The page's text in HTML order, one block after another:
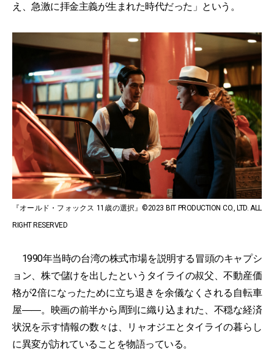
え、急激に拝金主義が生まれた時代だった」という。
『オールド・フォックス 11歳の選択』©2023 BIT PRODUCTION CO., LTD. ALL
RIGHT RESERVED
1990年当時の台湾の株式市場を説明する冒頭のキャプシ
ョン、株で儲けを出したというタイライの叔父、不動産価
格が2倍になったために立ち退きを余儀なくされる自転車
屋――。映画の前半から周到に織り込まれた、不穏な経済
状況を示す情報の数々は、リャオジエとタイライの暮らし
に異変が訪れていることを物語っている。